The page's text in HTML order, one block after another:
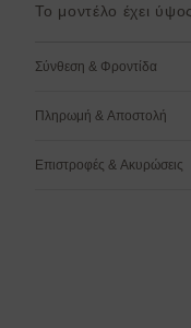
Το μοντέλο έχει
Σύνθεση & Φροντίδα
Πληρωμή & Αποστολή
Επιστροφές & Ακυρώσεις